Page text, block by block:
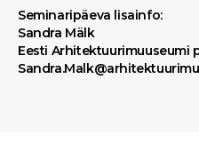
Seminaripäeva lisainfo:
Sandra Mälk
Eesti Arhitektuurimuuseumi